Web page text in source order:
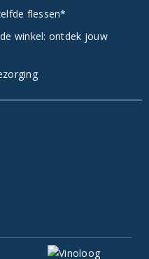
flessen*
winkel: ontdek jouw